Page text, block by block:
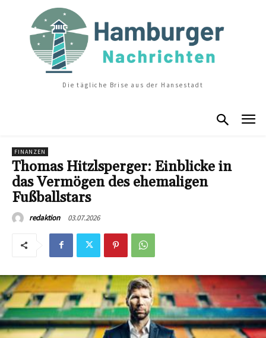
Die tägliche Brise aus der Hansestadt
FINANZEN
Thomas Hitzlsperger: Einblicke in
das Vermögen des ehemaligen
Fußballstars
redaktion 03.07.2026